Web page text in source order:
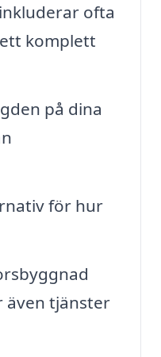
ofta
komplett
på dina
för hur
även tjänster